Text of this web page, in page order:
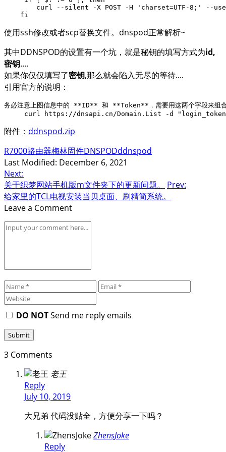
curl --silent -X POST -H 'charset=UTF-8;' --
    fi
使用ssh修改或者scp替换文件。dnspod正常解析~
其中DDNSPOD的设置有一个坑，就是秘钥的填写方式为id,
密钥....
如果你仅仅填写了密钥,那么就会陷入无尽的等待....
引用官方的说明：
务必注意上图信息中的 **ID** 和 **Token**，需要用这两个字段来组
附件： ddnspod.zip
R7000路由器梅林固件DNSPODddnspod
Last Modified: December 6, 2021
Next:
关于织梦网站手机版m文件夹下的更新问题。
Prev:
给家里的TCL电视安装当贝桌面、刷精简系统。
Leave a Comment
DO NOTSend me reply emails
3 Comments
老王
Reply
July 10, 2019
大兄弟 代码没贴全，方便分享一下吗？
ZhensJoke
Reply